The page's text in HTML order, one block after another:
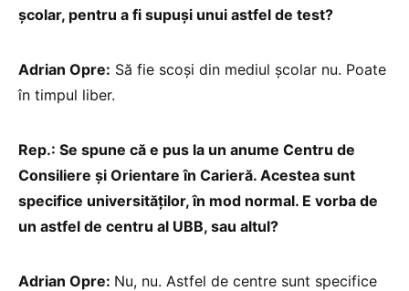
școlar, pentru a fi supuși unui astfel de test?
Adrian Opre: Să fie scoși din mediul școlar nu. Poate
în timpul liber.
Rep.: Se spune că e pus la un anume Centru de
Consiliere și Orientare în Carieră. Acestea sunt
specifice universităților, în mod normal. E vorba de
un astfel de centru al UBB, sau altul?
Adrian Opre: Nu, nu. Astfel de centre sunt specifice